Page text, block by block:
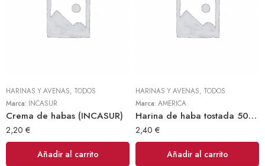
HARINAS Y AVENAS, TODOS
Marca: INCASUR
Crema de habas (INCASUR)
2,20 €
Añadir al carrito
HARINAS Y AVENAS, TODOS
Marca: AMERICA
Harina de haba tostada 500gr (America)
2,40 €
Añadir al carrito